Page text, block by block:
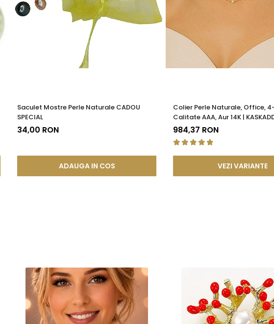
Saculet Mostre Perle Naturale CADOU
SPECIAL
34,00 RON
ADAUGA IN COS
Colier Perle Naturale, Office,
Calitate AAA, Aur 14K |
984,37 RON
VEZI VARIANTE